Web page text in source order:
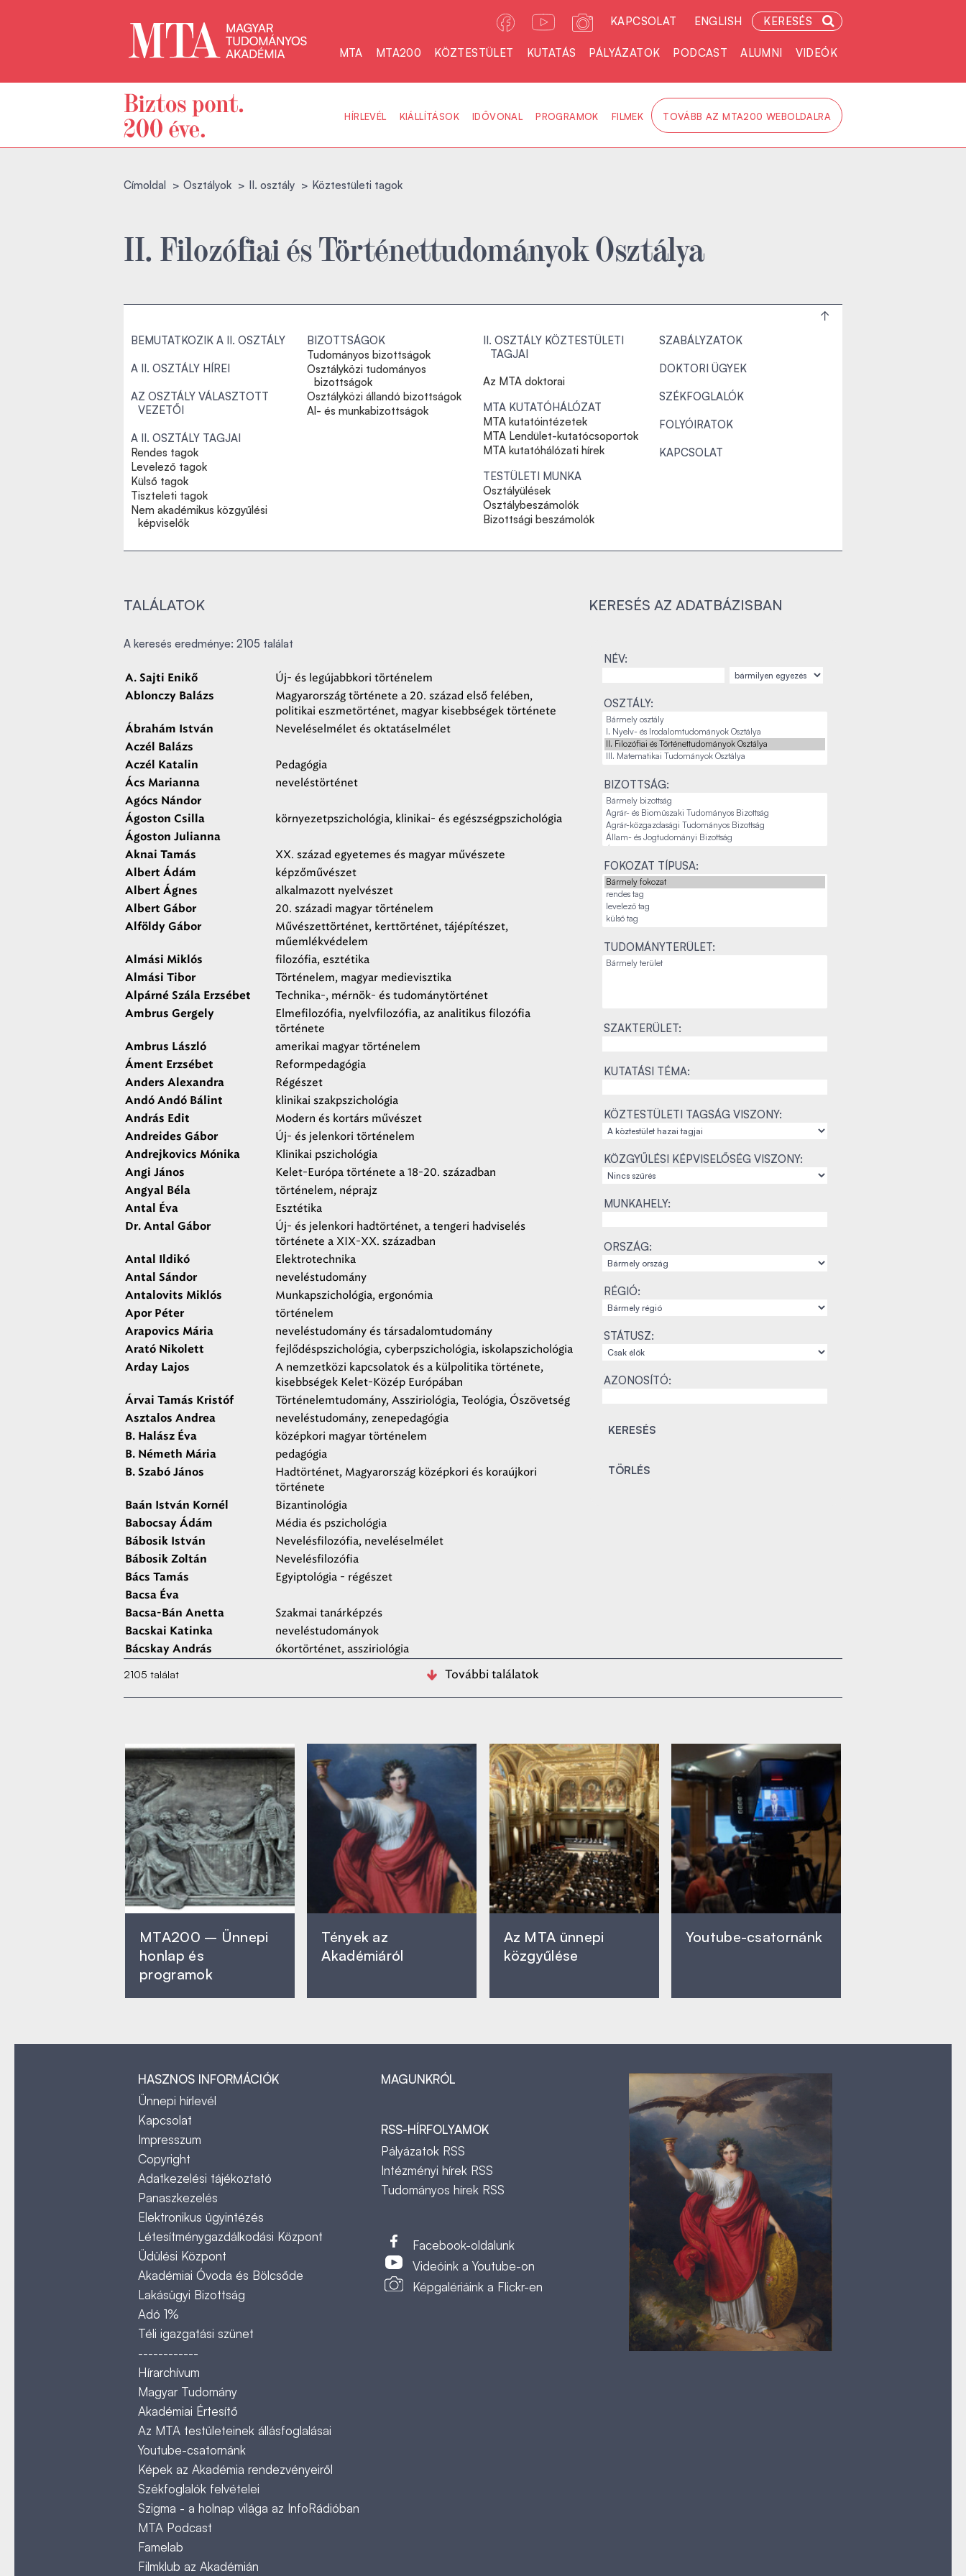
KAPCSOLAT ENGLISH KERESÉS
MTA MTA200 KÖZTESTÜLET KUTATÁS PÁLYÁZATOK PODCAST ALUMNI VIDEÓK
HÍRLEVÉL KIÁLLÍTÁSOK IDŐVONAL PROGRAMOK FILMEK TOVÁBB AZ MTA200 WEBOLDALRA
Címoldal Osztályok II. osztály Köztestületi tagok
II. Filozófiai és Történettudományok Osztálya
BEMUTATKOZIK A II. OSZTÁLY
A II. OSZTÁLY HÍREI
AZ OSZTÁLY VÁLASZTOTT
VEZETŐI
A II. OSZTÁLY TAGJAI
Rendes tagok
Levelező tagok
Külső tagok
Tiszteleti tagok
Nem akadémikus közgyűlési
képviselők
BIZOTTSÁGOK
Tudományos bizottságok
Osztályközi tudományos
bizottságok
Osztályközi állandó bizottságok
Al- és munkabizottságok
II. OSZTÁLY KÖZTESTÜLETI
TAGJAI
Az MTA doktorai
MTA KUTATÓHÁLÓZAT
MTA kutatóintézetek
MTA Lendület-kutatócsoportok
MTA kutatóhálózati hírek
TESTÜLETI MUNKA
Osztályülések
Osztálybeszámolók
Bizottsági beszámolók
SZABÁLYZATOK
DOKTORI ÜGYEK
SZÉKFOGLALÓK
FOLYÓIRATOK
KAPCSOLAT
TALÁLATOK KERESÉS AZ ADATBÁZISBAN
A keresés eredménye: 2105 találat
A. Sajti Enikő Új- és legújabbkori történelem
Ablonczy Balázs
Magyarország története a 20. század első felében,
politikai eszmetörténet, magyar kisebbségek története
Ábrahám István Neveléselmélet és oktatáselmélet
Aczél Balázs
Aczél Katalin
Pedagógia
Ács Marianna neveléstörténet
Agócs Nándor
Ágoston Csilla
környezetpszichológia, klinikai- és egészségpszichológia
Ágoston Julianna
Aknai Tamás
XX. század egyetemes és magyar művészete
Albert Ádám képzőművészet
Albert Ágnes alkalmazott nyelvészet
Albert Gábor 20. századi magyar történelem
Alföldy Gábor
Művészettörténet, kerttörténet, tájépítészet,
műemlékvédelem
Almási Miklós filozófia, esztétika
Almási Tibor Történelem, magyar medievisztika
Alpárné Szála Erzsébet Technika-, mérnök- és tudománytörténet
Ambrus Gergely
Elmefilozófia, nyelvfilozófia, az analitikus filozófia
története
Ambrus László amerikai magyar történelem
Áment Erzsébet Reformpedagógia
Anders Alexandra Régészet
Andó Andó Bálint klinikai szakpszichológia
András Edit Modern és kortárs művészet
Andreides Gábor Új- és jelenkori történelem
Andrejkovics Mónika Klinikai pszichológia
Angi János Kelet-Európa története a 18-20. században
Angyal Béla történelem, néprajz
Antal Éva Esztétika
Dr. Antal Gábor
Új- és jelenkori hadtörténet, a tengeri hadviselés
története a XIX-XX. században
Antal Ildikó Elektrotechnika
Antal Sándor neveléstudomány
Antalovits Miklós Munkapszichológia, ergonómia
Apor Péter történelem
Arapovics Mária neveléstudomány és társadalomtudomány
Arató Nikolett fejlődéspszichológia, cyberpszichológia, iskolapszichológia
Arday Lajos
A nemzetközi kapcsolatok és a külpolitika története,
kisebbségek Kelet-Közép Európában
Árvai Tamás Kristóf Történelemtudomány, Assziriológia, Teológia, Ószövetség
Asztalos Andrea neveléstudomány, zenepedagógia
B. Halász Éva középkori magyar történelem
B. Németh Mária pedagógia
B. Szabó János
Hadtörténet, Magyarország középkori és koraújkori
története
Baán István Kornél Bizantinológia
Babocsay Ádám Média és pszichológia
Bábosik István Nevelésfilozófia, neveléselmélet
Bábosik Zoltán Nevelésfilozófia
Bács Tamás Egyiptológia - régészet
Bacsa Éva
Bacsa-Bán Anetta
Szakmai tanárképzés
Bacskai Katinka neveléstudományok
Bácskay András ókortörténet, assziriológia
NÉV:
OSZTÁLY:
BIZOTTSÁG:
FOKOZAT TÍPUSA:
TUDOMÁNYTERÜLET:
SZAKTERÜLET:
KUTATÁSI TÉMA:
KÖZTESTÜLETI TAGSÁG VISZONY:
KÖZGYŰLÉSI KÉPVISELŐSÉG VISZONY:
MUNKAHELY:
ORSZÁG:
RÉGIÓ:
STÁTUSZ:
AZONOSÍTÓ:
2105 találat További találatok
MTA200 – Ünnepi
honlap és
programok
Tények az
Akadémiáról
Az MTA ünnepi
közgyűlése
Youtube-csatornánk
HASZNOS INFORMÁCIÓK
Ünnepi hírlevél
Kapcsolat
Impresszum
Copyright
Adatkezelési tájékoztató
Panaszkezelés
Elektronikus ügyintézés
Létesítménygazdálkodási Központ
Üdülési Központ
Akadémiai Óvoda és Bölcsőde
Lakásügyi Bizottság
Adó 1%
Téli igazgatási szünet
------------
Hírarchívum
Magyar Tudomány
Akadémiai Értesítő
Az MTA testületeinek állásfoglalásai
Youtube-csatornánk
Képek az Akadémia rendezvényeiről
Székfoglalók felvételei
Szigma - a holnap világa az InfoRádióban
MTA Podcast
Famelab
Filmklub az Akadémián
MAGUNKRÓL
RSS-HÍRFOLYAMOK
Pályázatok RSS
Intézményi hírek RSS
Tudományos hírek RSS
Facebook-oldalunk
Videóink a Youtube-on
Képgalériáink a Flickr-en